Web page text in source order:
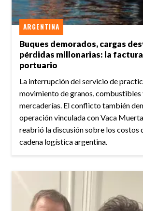
Buques demorados, cargas
pérdidas millonarias: la
portuario
ARGENTINA
La interrupción del servicio de
movimiento de granos, combustibles
mercaderías. El conflicto también
operación vinculada con Vaca
reabrió la discusión sobre los costos
cadena logística argentina.